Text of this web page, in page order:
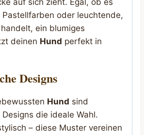
oder leuchtende,
ein blumiges
deinen Hund perfekt in
Designs
Hund sind
die ideale Wahl.
– diese Muster vereinen